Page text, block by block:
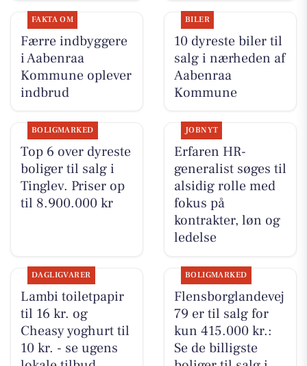
FAKTA OM
Færre indbyggere
i Aabenraa
Kommune oplever
indbrud
BILER
10 dyreste biler til
salg i nærheden af
Aabenraa
Kommune
BOLIGMARKED
Top 6 over dyreste
boliger til salg i
Tinglev. Priser op
til 8.900.000 kr
JOBNYT
Erfaren HR-
generalist søges til
alsidig rolle med
fokus på
kontrakter, løn og
ledelse
DAGLIGVARER
Lambi toiletpapir
til 16 kr. og
Cheasy yoghurt til
10 kr. - se ugens
BOLIGMARKED
Flensborglandevej
79 er til salg for
kun 415.000 kr.:
Se de billigste